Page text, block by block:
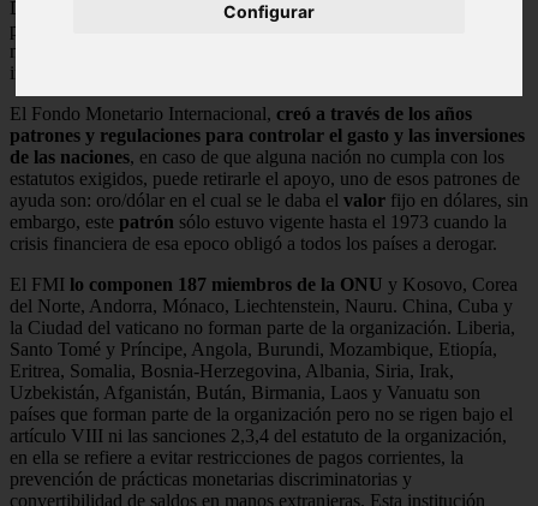
Configurar
De suceder este hecho, el FMI está en la capacidad necesaria de
prestar servicio o ayuda inmediata al país que en ese momento lo
necesite, a través de sus políticas cambiarían que a nivel
internacional son completamente aceptables.
El Fondo Monetario Internacional, creó a través de los años
patrones y regulaciones para controlar el gasto y las inversiones
de las naciones, en caso de que alguna nación no cumpla con los
estatutos exigidos, puede retirarle el apoyo, uno de esos patrones de
ayuda son: oro/dólar en el cual se le daba el valor fijo en dólares, sin
embargo, este patrón sólo estuvo vigente hasta el 1973 cuando la
crisis financiera de esa epoco obligó a todos los países a derogar.
El FMI lo componen 187 miembros de la ONU y Kosovo, Corea
del Norte, Andorra, Mónaco, Liechtenstein, Nauru. China, Cuba y
la Ciudad del vaticano no forman parte de la organización. Liberia,
Santo Tomé y Príncipe, Angola, Burundi, Mozambique, Etiopía,
Eritrea, Somalia, Bosnia-Herzegovina, Albania, Siria, Irak,
Uzbekistán, Afganistán, Bután, Birmania, Laos y Vanuatu son
países que forman parte de la organización pero no se rigen bajo el
artículo VIII ni las sanciones 2,3,4 del estatuto de la organización,
en ella se refiere a evitar restricciones de pagos corrientes, la
prevención de prácticas monetarias discriminatorias y
convertibilidad de saldos en manos extranjeras. Esta institución